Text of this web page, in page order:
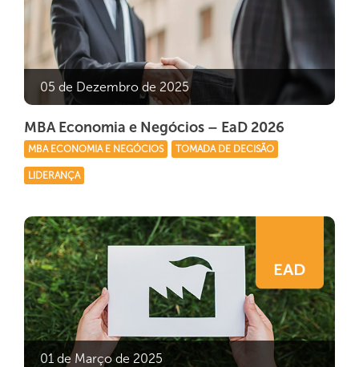
05 de Dezembro de 2025
MBA Economia e Negócios – EaD 2026
MBA ECONOMIA E NEGÓCIOS TOMADA DE DECISÃO
LIDERANÇA
01 de Março de 2025